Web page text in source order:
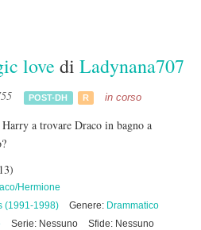
love di Ladynana707
POST-DH R in corso
a trovare Draco in bagno a
Hermione
(1991-1998) Genere: Drammatico
Serie: Nessuno Sfide: Nessuno